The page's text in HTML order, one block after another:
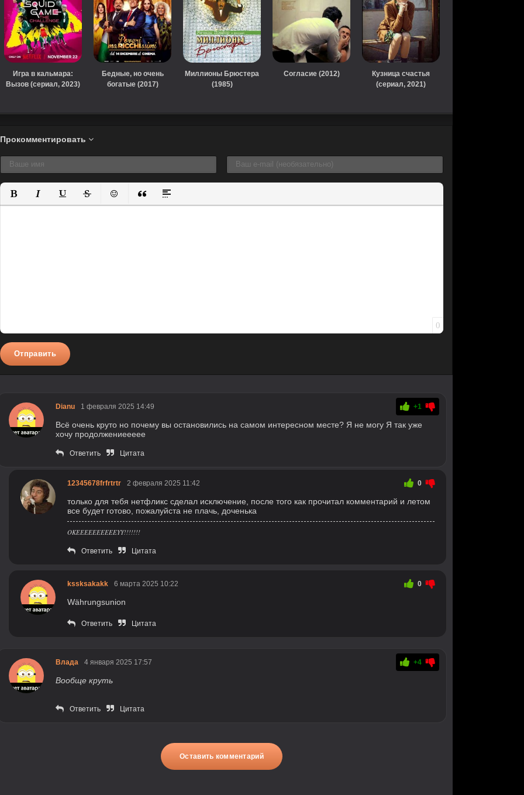
Игра в кальмара:
Вызов (сериал, 2023)
Бедные, но очень
богатые (2017)
Миллионы Брюстера
(1985)
Согласие (2012)
Кузница счастья
(сериал, 2021)
Прокомментировать
Полужирный
КурсивПодчеркнутый
ЗачеркнутыйВставить смайлик
Вставка цитаты
Вставка спойлера
0
Отправить
Dianu 1 февраля 2025 14:49 +1
Всё очень круто но почему вы остановились на самом интересном месте? Я не могу Я так уже
хочу продолжениеееее
Ответить Цитата
12345678frfrtrtr 2 февраля 2025 11:42 0
только для тебя нетфликс сделал исключение, после того как прочитал комментарий и летом
все будет готово, пожалуйста не плачь, доченька
OKEEEEEEEEEEYY!!!!!!!
Ответить Цитата
kssksakakk 6 марта 2025 10:22 0
Währungsunion
Ответить Цитата
Влада 4 января 2025 17:57 +4
Вообще круть
Ответить Цитата
Оставить комментарий